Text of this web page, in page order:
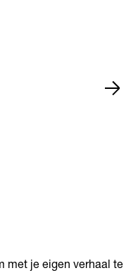
met je eigen verhaal te